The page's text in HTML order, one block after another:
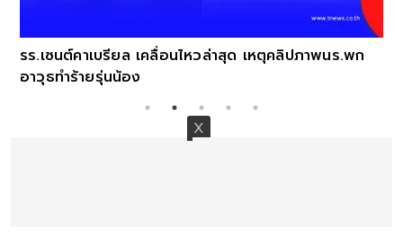
รร.เซนต์คาเบรียล เคลื่อนไหวล่าสุด เหตุคลิปภาพนร.พก
อาวุธทำร้ายรุ่นน้อง